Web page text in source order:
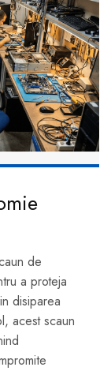
de
a proteja
disiparea
acest scaun